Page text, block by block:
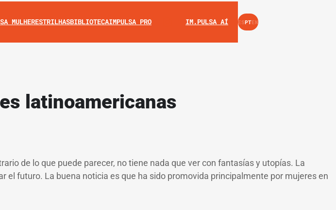
MULHERESTRILHASBIBLIOTECAIMPULSA PRO INSTAGRAM
YOUTUBE
IM.PULSA AÍ ESPTEN
latinoamericanas
de lo que puede parecer, no tiene nada que ver con fantasías y utopías. La
futuro. La buena noticia es que ha sido promovida principalmente por mujeres en